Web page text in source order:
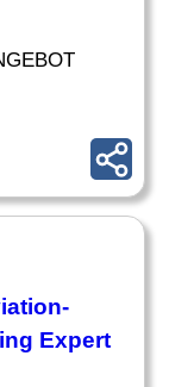
-
Expert